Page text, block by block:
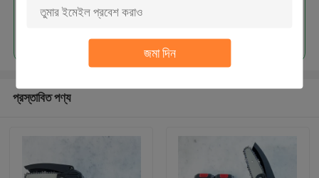
জমা দিন
প্রস্তাবিত পণ্য